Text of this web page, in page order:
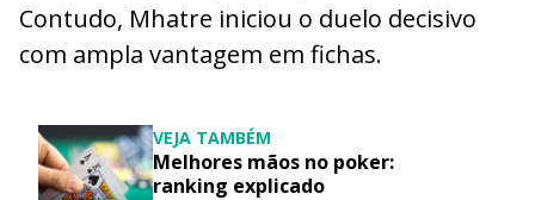
Contudo, Mhatre iniciou o duelo decisivo
com ampla vantagem em fichas.
VEJA TAMBÉM
Melhores mãos no poker:
ranking explicado